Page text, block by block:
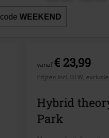
WEEKEND
vanaf€ 23,99
Prijzen incl. BTW,
Hybrid
Park